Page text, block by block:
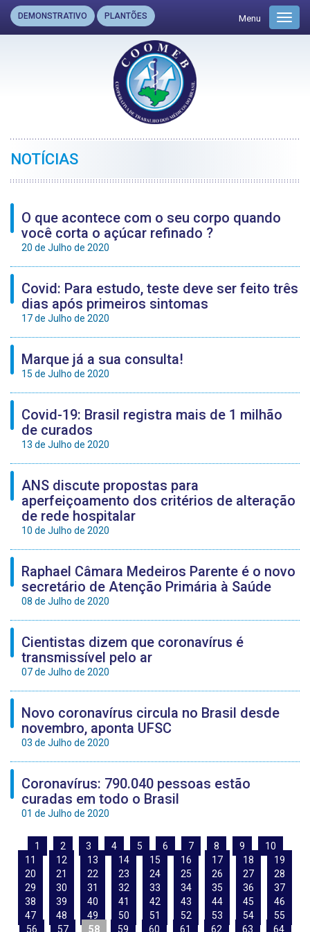
DEMONSTRATIVO PLANTÕES Menu
NOTÍCIAS
O que acontece com o seu corpo quando
você corta o açúcar refinado ?
20 de Julho de 2020
Covid: Para estudo, teste deve ser feito três
dias após primeiros sintomas
17 de Julho de 2020
Marque já a sua consulta!
15 de Julho de 2020
Covid-19: Brasil registra mais de 1 milhão
de curados
13 de Julho de 2020
ANS discute propostas para
aperfeiçoamento dos critérios de alteração
de rede hospitalar
10 de Julho de 2020
Raphael Câmara Medeiros Parente é o novo
secretário de Atenção Primária à Saúde
08 de Julho de 2020
Cientistas dizem que coronavírus é
transmissível pelo ar
07 de Julho de 2020
Novo coronavírus circula no Brasil desde
novembro, aponta UFSC
03 de Julho de 2020
Coronavírus: 790.040 pessoas estão
curadas em todo o Brasil
01 de Julho de 2020
1 2 3 4 5 6 7 8 9
10
11
12 13 14 15 16 17 18
19
20
21 22 23 24 25 26 27
28
29
30 31 32 33 34 35 36
37
38
39 40 41 42 43 44 45
46
47
48 49 50 51 52 53 54
55
56
57 58 59 60 61 62 63 64